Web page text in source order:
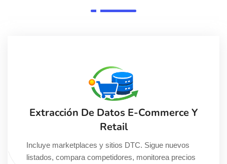
Extracción De Datos E-Commerce Y
Retail
Incluye marketplaces y sitios DTC. Sigue nuevos
listados, compara competidores, monitorea precios